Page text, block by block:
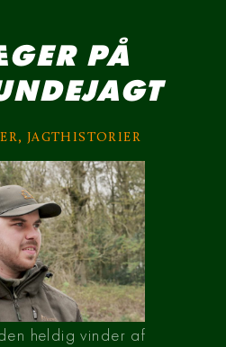
PÅ
, JAGTHISTORIER
heldig vinder af